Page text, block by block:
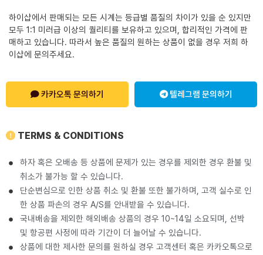
하이샵에서 판매되는 모든 시계는 등급별 품질의 차이가 있을 순 있지만
모두 1:1 미러급 이상의 퀄리티를 보유하고 있으며, 합리적인 가격에 판
매하고 있습니다. 따라서 높은 품질의 원하는 상품이 없을 경우 저희 하
이샵에 문의주세요.
카카오톡 문의하기 텔레그램 문의하기
TERMS & CONDITIONS
하자 혹은 오배송 등 상품에 문제가 있는 경우를 제외한 경우 환불 및
취소가 불가능 할 수 있습니다.
단순변심으로 인한 상품 취소 및 환불 또한 불가하며, 고객 실수로 인
한 상품 파손의 경우 A/S를 안내받을 수 있습니다.
국내배송을 제외한 해외배송 상품의 경우 10~14일 소요되며, 선박
및 항공편 사정에 따라 기간이 더 늘어날 수 있습니다.
상품에 대한 제사한 문의를 원하실 경우 고객센터 혹은 카카오톡으로